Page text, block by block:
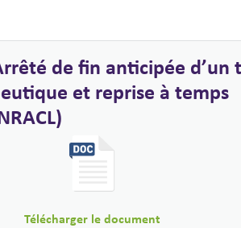
de fin anticipée d’un
et reprise à temps
Télécharger le document